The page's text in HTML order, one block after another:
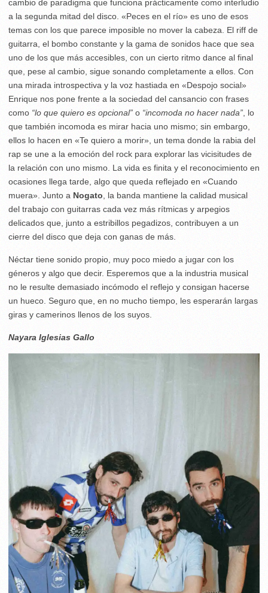
cambio de paradigma que funciona prácticamente como interludio
a la segunda mitad del disco. «Peces en el río» es uno de esos
temas con los que parece imposible no mover la cabeza. El riff de
guitarra, el bombo constante y la gama de sonidos hace que sea
uno de los que más accesibles, con un cierto ritmo dance al final
que, pese al cambio, sigue sonando completamente a ellos. Con
una mirada introspectiva y la voz hastiada en «Despojo social»
Enrique nos pone frente a la sociedad del cansancio con frases
como “lo que quiero es opcional” o “incomoda no hacer nada” , lo
que también incomoda es mirar hacia uno mismo; sin embargo,
ellos lo hacen en «Te quiero a morir», un tema donde la rabia del
rap se une a la emoción del rock para explorar las vicisitudes de
la relación con uno mismo. La vida es finita y el reconocimiento en
ocasiones llega tarde, algo que queda reflejado en «Cuando
muera». Junto a Nogato , la banda mantiene la calidad musical
del trabajo con guitarras cada vez más rítmicas y arpegios
delicados que, junto a estribillos pegadizos, contribuyen a un
cierre del disco que deja con ganas de más.
Néctar tiene sonido propio, muy poco miedo a jugar con los
géneros y algo que decir. Esperemos que a la industria musical
no le resulte demasiado incómodo el reflejo y consigan hacerse
un hueco. Seguro que, en no mucho tiempo, les esperarán largas
giras y camerinos llenos de los suyos.
Nayara Iglesias Gallo